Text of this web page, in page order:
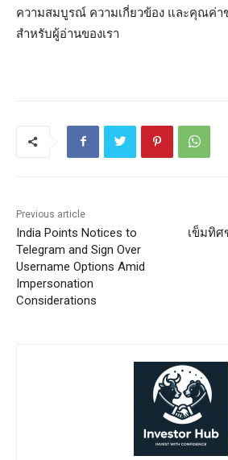
ความสมบูรณ์ ความเกี่ยวข้อง และคุณค่าข
สำหรับผู้อ่านของเรา
Previous article
India Points Notices to
Telegram and Sign Over
Username Options Amid
Impersonation
Considerations
เข็มทิศ